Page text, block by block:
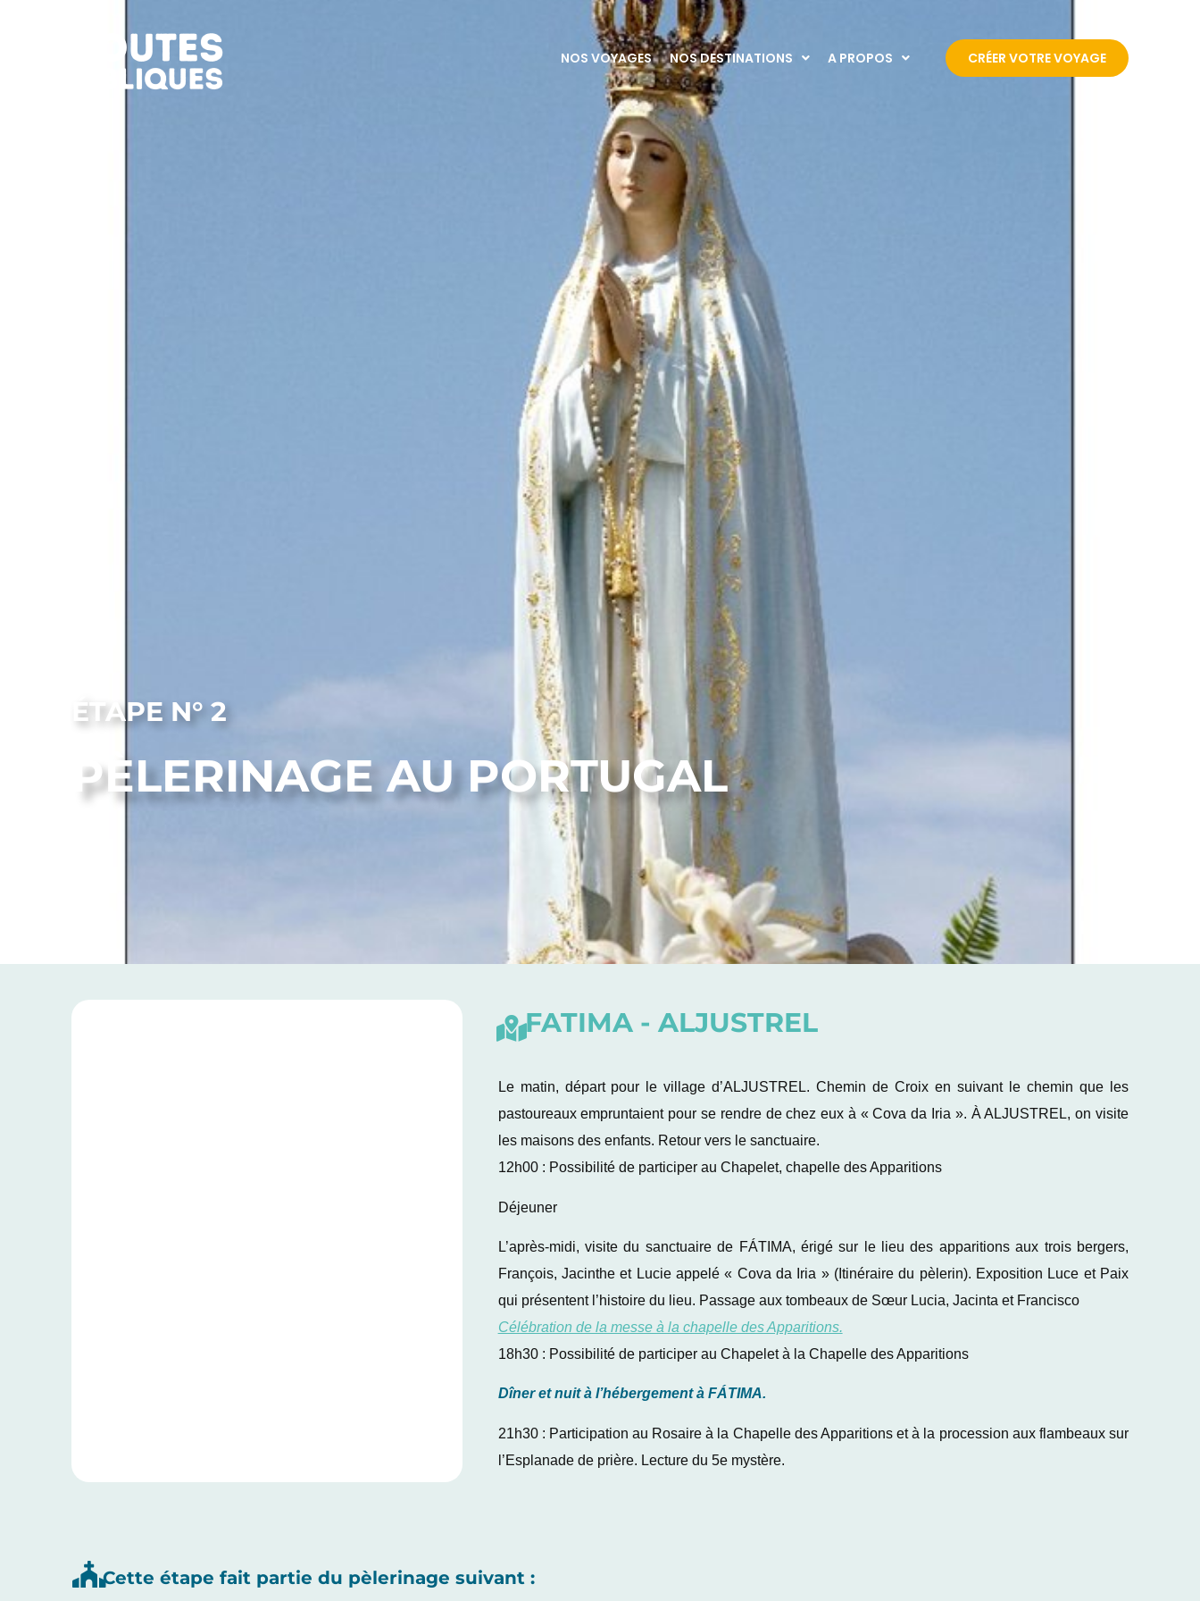
NOS VOYAGES NOS DESTINATIONS A PROPOS CRÉER VOTRE VOYAGE
ÉTAPE N° 2
PÈLERINAGE AU PORTUGAL
FATIMA - ALJUSTREL
Le matin, départ pour le village d’ALJUSTREL. Chemin de Croix en suivant le chemin que les
pastoureaux empruntaient pour se rendre de chez eux à « Cova da Iria ». À ALJUSTREL, on visite
les maisons des enfants. Retour vers le sanctuaire.
12h00 : Possibilité de participer au Chapelet, chapelle des Apparitions
Déjeuner
L’après-midi, visite du sanctuaire de FÁTIMA, érigé sur le lieu des apparitions aux trois bergers,
François, Jacinthe et Lucie appelé « Cova da Iria » (Itinéraire du pèlerin). Exposition Luce et Paix
qui présentent l’histoire du lieu. Passage aux tombeaux de Sœur Lucia, Jacinta et Francisco
Célébration de la messe à la chapelle des Apparitions.
18h30 : Possibilité de participer au Chapelet à la Chapelle des Apparitions
Dîner et nuit à l’hébergement à FÁTIMA.
21h30 : Participation au Rosaire à la Chapelle des Apparitions et à la procession aux flambeaux sur
l’Esplanade de prière. Lecture du 5e mystère.
Cette étape fait partie du pèlerinage suivant :